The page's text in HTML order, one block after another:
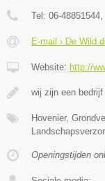
Tel: 06-48851544,
E-mail › De Wild
Website: http://
wij zijn een
Hovenier,
Openingstijden